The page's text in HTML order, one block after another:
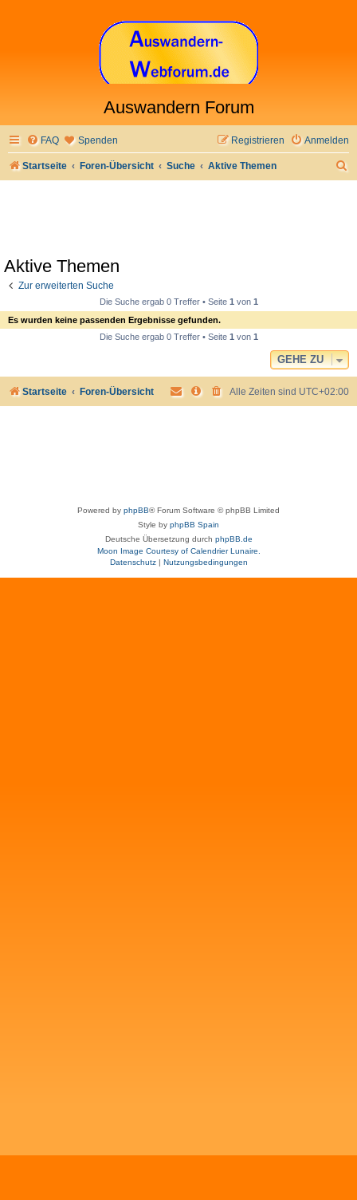
Auswandern Forum
FAQ Spenden Anmelden
Registrieren
Startseite Foren-Übersicht Suche Aktive Themen
Aktive Themen
Zur erweiterten Suche
Die Suche ergab 0 Treffer • Seite 1von 1
Es wurden keine passenden Ergebnisse gefunden.
Die Suche ergab 0 Treffer • Seite 1von 1
GEHE ZU
Startseite Foren-Übersicht Alle Zeiten sind UTC+02:00
Powered by phpBB® Forum Software © phpBB Limited
Style by phpBB Spain
Deutsche Übersetzung durch phpBB.de
Moon Image Courtesy of Calendrier Lunaire.
Datenschutz| Nutzungsbedingungen